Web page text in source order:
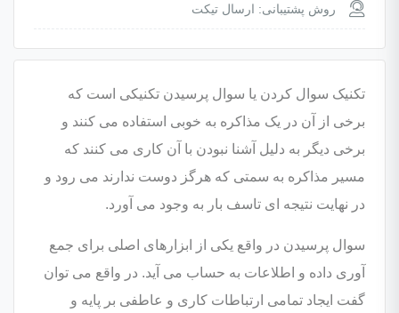
روش پشتیبانی: ارسال تیکت
تکنیک سوال کردن یا سوال پرسیدن تکنیکی است که
برخی از آن در یک مذاکره به خوبی استفاده می کنند و
برخی دیگر به دلیل آشنا نبودن با آن کاری می کنند که
مسیر مذاکره به سمتی که هرگز دوست ندارند می رود و
در نهایت نتیجه ای تاسف بار به وجود می آورد.
سوال پرسیدن در واقع یکی از ابزارهای اصلی برای جمع
آوری داده و اطلاعات به حساب می آید. در واقع می توان
گفت ایجاد تمامی ارتباطات کاری و عاطفی بر پایه و